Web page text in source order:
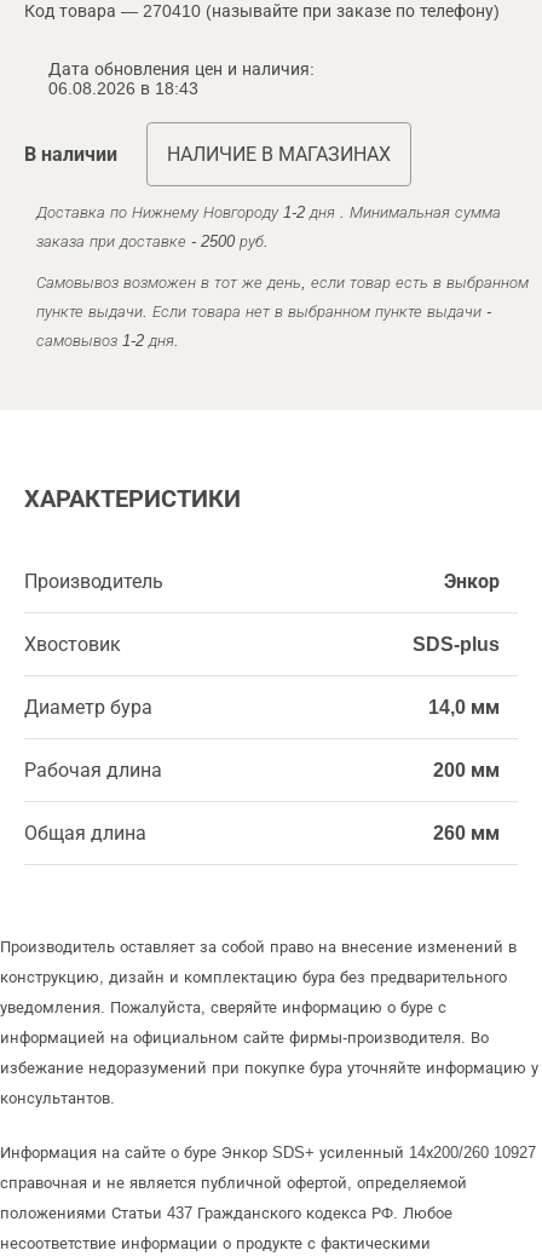
Код товара — 270410 (называйте при заказе по телефону)
Дата обновления цен и наличия:
06.08.2026 в 18:43
В наличии НАЛИЧИЕ В МАГАЗИНАХ
Доставка по Нижнему Новгороду 1-2 дня . Минимальная сумма
заказа при доставке - 2500 руб.
Самовывоз возможен в тот же день, если товар есть в выбранном
пункте выдачи. Если товара нет в выбранном пункте выдачи -
самовывоз 1-2 дня.
ХАРАКТЕРИСТИКИ
Производитель Энкор
Хвостовик SDS-plus
Диаметр бура 14,0 мм
Рабочая длина 200 мм
Общая длина 260 мм
Производитель оставляет за собой право на внесение изменений в
конструкцию, дизайн и комплектацию бура без предварительного
уведомления. Пожалуйста, сверяйте информацию о буре с
информацией на официальном сайте фирмы-производителя. Во
избежание недоразумений при покупке бура уточняйте информацию у
консультантов.
Информация на сайте о буре Энкор SDS+ усиленный 14х200/260 10927
справочная и не является публичной офертой, определяемой
положениями Статьи 437 Гражданского кодекса РФ. Любое
несоответствие информации о продукте с фактическими